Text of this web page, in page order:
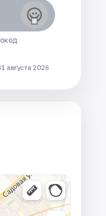
августа 2026